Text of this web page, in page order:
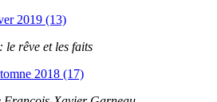
2019 (13)
le rêve et les faits
2018 (17)